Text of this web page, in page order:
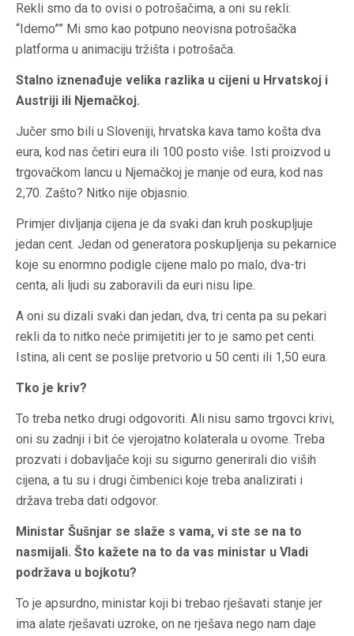
Rekli smo da to ovisi o potrošačima, a oni su rekli:
“Idemo”” Mi smo kao potpuno neovisna potrošačka
platforma u animaciju tržišta i potrošača.
Stalno iznenađuje velika razlika u cijeni u Hrvatskoj i
Austriji ili Njemačkoj.
Jučer smo bili u Sloveniji, hrvatska kava tamo košta dva
eura, kod nas četiri eura ili 100 posto više. Isti proizvod u
trgovačkom lancu u Njemačkoj je manje od eura, kod nas
2,70. Zašto? Nitko nije objasnio.
Primjer divljanja cijena je da svaki dan kruh poskupljuje
jedan cent. Jedan od generatora poskupljenja su pekarnice
koje su enormno podigle cijene malo po malo, dva-tri
centa, ali ljudi su zaboravili da euri nisu lipe.
A oni su dizali svaki dan jedan, dva, tri centa pa su pekari
rekli da to nitko neće primijetiti jer to je samo pet centi.
Istina, ali cent se poslije pretvorio u 50 centi ili 1,50 eura.
Tko je kriv?
To treba netko drugi odgovoriti. Ali nisu samo trgovci krivi,
oni su zadnji i bit će vjerojatno kolaterala u ovome. Treba
prozvati i dobavljače koji su sigurno generirali dio viših
cijena, a tu su i drugi čimbenici koje treba analizirati i
država treba dati odgovor.
Ministar Šušnjar se slaže s vama, vi ste se na to
nasmijali. Što kažete na to da vas ministar u Vladi
podržava u bojkotu?
To je apsurdno, ministar koji bi trebao rješavati stanje jer
ima alate rješavati uzroke, on ne rješava nego nam daje